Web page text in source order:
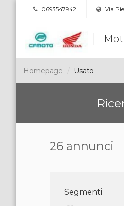
0693547942 Via
Homepage Usato
26 annunci
Segmenti